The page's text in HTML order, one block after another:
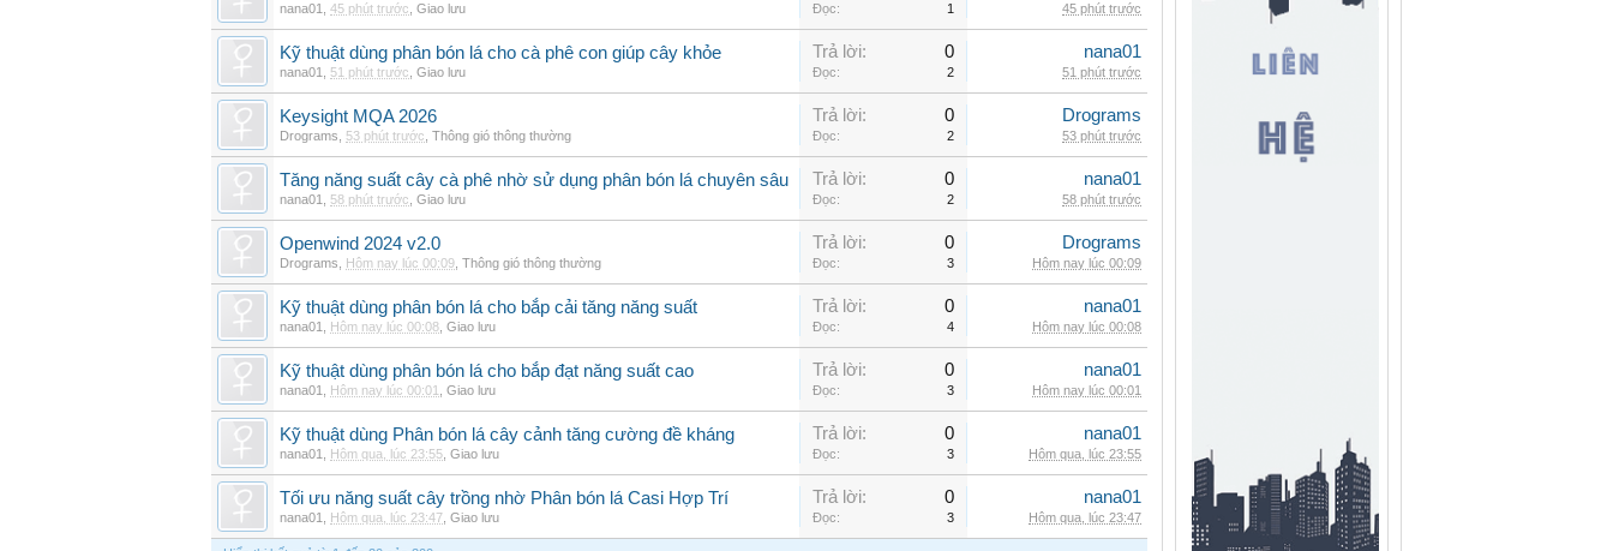
nana01 45 phút trước Giao lưu Đọc: 1 45 phút trước
Kỹ thuật dùng phân bón lá cho cà phê con giúp cây khỏe
nana01 51 phút trước Giao lưu
Trả lời: 0
Đọc: 2
nana01
51 phút trước
Keysight MQA 2026
Drograms 53 phút trước Thông gió thông thường
Trả lời: 0
Đọc: 2
Drograms
53 phút trước
Tăng năng suất cây cà phê nhờ sử dụng phân bón lá chuyên sâu
nana01 58 phút trước Giao lưu
Trả lời: 0
Đọc: 2
nana01
58 phút trước
Openwind 2024 v2.0
Drograms Hôm nay lúc 00:09 Thông gió thông thường
Trả lời: 0
Đọc: 3
Drograms
Hôm nay lúc 00:09
Kỹ thuật dùng phân bón lá cho bắp cải tăng năng suất
nana01 Hôm nay lúc 00:08 Giao lưu
Trả lời: 0
Đọc: 4
nana01
Hôm nay lúc 00:08
Kỹ thuật dùng phân bón lá cho bắp đạt năng suất cao
nana01 Hôm nay lúc 00:01 Giao lưu
Trả lời: 0
Đọc: 3
nana01
Hôm nay lúc 00:01
Kỹ thuật dùng Phân bón lá cây cảnh tăng cường đề kháng
nana01 Hôm qua, lúc 23:55 Giao lưu
Trả lời: 0
Đọc: 3
nana01
Hôm qua, lúc 23:55
Tối ưu năng suất cây trồng nhờ Phân bón lá Casi Hợp Trí
nana01 Hôm qua, lúc 23:47 Giao lưu
Trả lời: 0
Đọc: 3
nana01
Hôm qua, lúc 23:47